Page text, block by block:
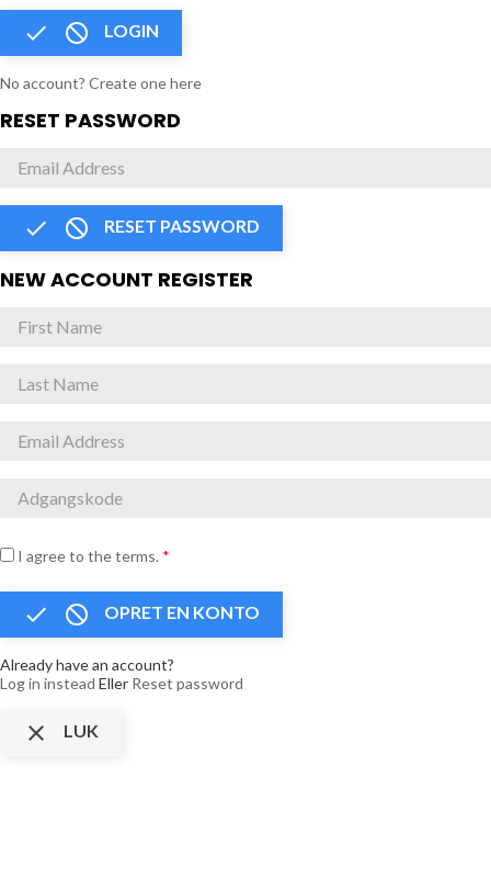
  LOGIN
No account? Create one here
RESET PASSWORD
  RESET PASSWORD
NEW ACCOUNT REGISTER
I agree to the terms. *
  OPRET EN KONTO
Already have an account?
Log in instead Eller Reset password
 LUK